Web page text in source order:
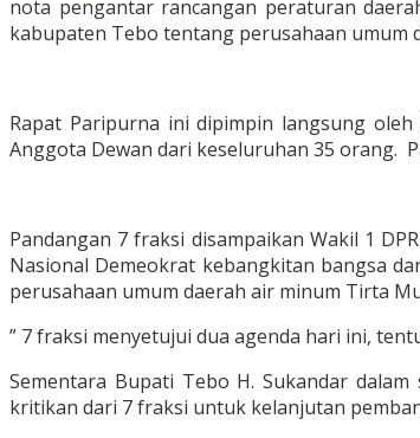
nota pengantar rancangan peraturan
kabupaten Tebo tentang perusahaan umum
Rapat Paripurna ini dipimpin langsung
Anggota Dewan dari keseluruhan 35 orang.
Pandangan 7 fraksi disampaikan Wakil 1
Nasional Demeokrat kebangkitan bangsa
perusahaan umum daerah air minum Tirta
” 7 fraksi menyetujui dua agenda hari ini,
Sementara Bupati Tebo H. Sukandar
kritikan dari 7 fraksi untuk kelanjutan